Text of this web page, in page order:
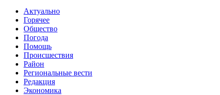
Актуально
Горячее
Общество
Погода
Помощь
Происшествия
Район
Региональные вести
Редакция
Экономика